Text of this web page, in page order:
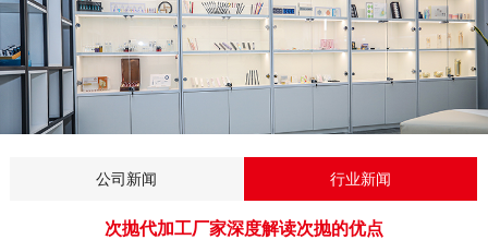
公司新闻 行业新闻
次抛代加工厂家深度解读次抛的优点